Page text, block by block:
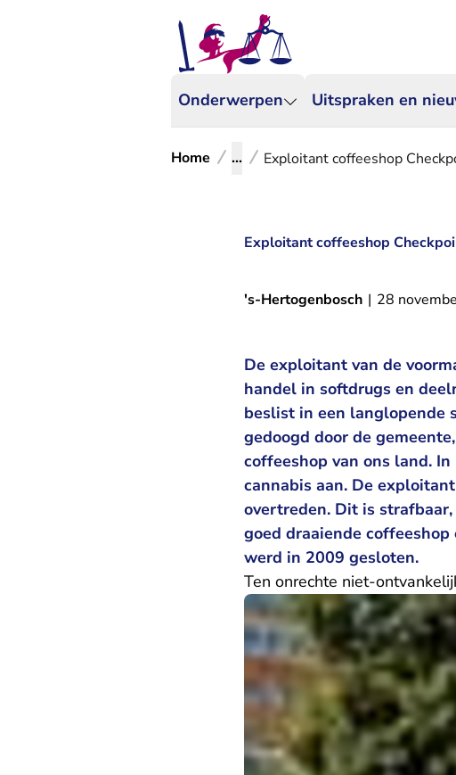
Onderwerpen Uitspraken en
Home ... Exploitant coffeeshop
Exploitant coffeeshop
's-Hertogenbosch | 28
De exploitant van de
handel in softdrugs en
beslist in een langlopende
gedoogd door de
coffeeshop van ons land.
cannabis aan. De
overtreden. Dit is
goed draaiende
werd in 2009 gesloten.
Ten onrechte niet-